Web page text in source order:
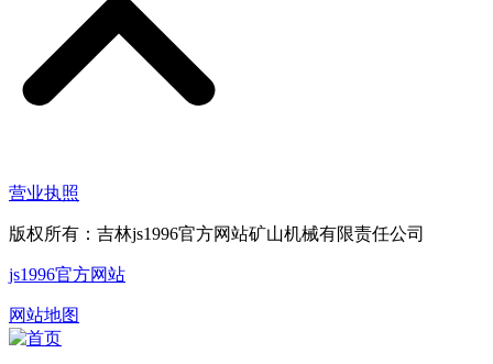
营业执照
版权所有：吉林js1996官方网站矿山机械有限责任公司
js1996官方网站
网站地图